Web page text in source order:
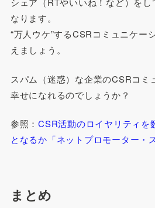
なります。
“万人ウケ”するCSRコミュニケー
えましょう。
スパム（迷惑）な企業のCSRコミ
幸せになれるのでしょうか？
参照：CSR活動のロイヤリティを
となるか「ネットプロモーター・
まとめ